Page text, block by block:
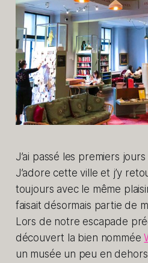
J’ai passé les premiers
J’adore cette ville et j’y
toujours avec le même
faisait désormais partie de
Lors de notre escapade
découvert la bien nommée
un musée un peu en